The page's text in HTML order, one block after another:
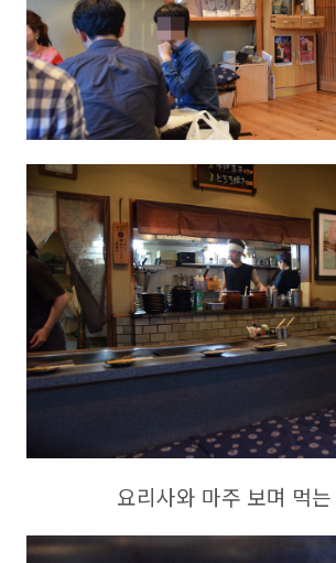
요리사와 마주 보며 먹는